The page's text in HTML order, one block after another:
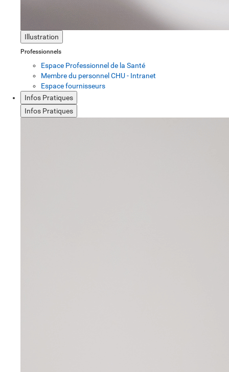
Illustration
Professionnels
Espace Professionnel de la Santé
Membre du personnel CHU - Intranet
Espace fournisseurs
Infos Pratiques
Infos Pratiques